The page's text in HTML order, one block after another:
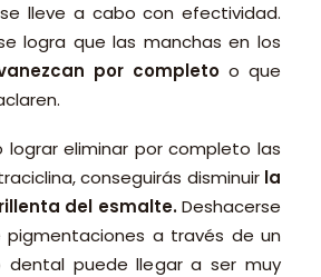
lleve a cabo con efectividad.
logra que las manchas en los
por completo o que
lograr eliminar por completo las
conseguirás disminuir la
del esmalte.Deshacerse
a través de un
dental puede llegar a ser muy